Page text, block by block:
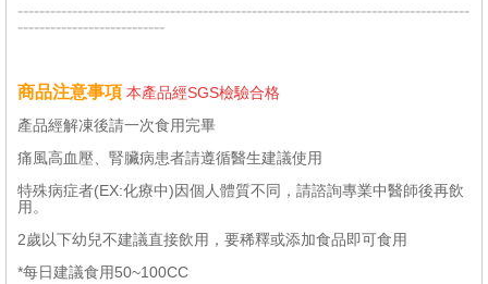
-----------------------------------------------------------------------------------
---------------------------
商品注意事項 本產品經SGS檢驗合格
產品經解凍後請一次食用完畢
痛風高血壓、腎臟病患者請遵循醫生建議使用
特殊病症者(EX:化療中)因個人體質不同，請諮詢專業中醫師後再飲
用。
2歲以下幼兒不建議直接飲用，要稀釋或添加食品即可食用
*每日建議食用50~100CC